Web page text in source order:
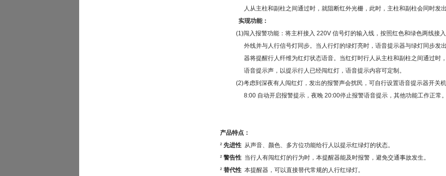
人从主柱和副柱之间通过时，就阻断红外光栅，此时，主柱和副柱会同时发
实现功能：
(1)闯入报警功能：将主杆接入 220V 信号灯的输入线，按照红色和绿色两线接
外线并与人行信号灯同步。当人行灯的绿灯亮时，语音提示器与绿灯同步发
器将提醒行人纤维为红灯状态语音。当红灯时行人从主柱和副柱之间通过时
语音提示声，以提示行人已经闯红灯，语音提示内容可定制。
(2)考虑到深夜有人闯红灯，发出的报警声会扰民，可自行设置语音提示器开关
8:00 自动开启报警提示，夜晚 20:00停止报警语音提示，其他功能工作正常
产品特点：
² 先进性 从声音、颜色、多方位功能给行人以提示红绿灯的状态。
² 警告性 当行人有闯红灯的行为时，本提醒器能及时报警，避免交通事故发生。
² 替代性 本提醒器，可以直接替代常规的人行红绿灯。